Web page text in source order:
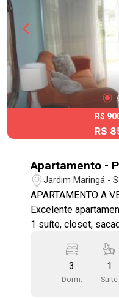
supermercados
de estar a poucos
Oriente, contando
nos arredores. Situado na região do Jardim Sul,
bairro valorizado e
conveniências.
Rodovia Presidente
que interligam às
Agende já sua visita!!
#aceitapet
#JardimSul
R$
R$
Apartamento -
Jardim Maringá -
APARTAMENTO A VENDA Varandas
Excelente
1 suíte, closet,
cozinha e área de
piso excelente
vista livre. Prédio com boa infraestrutura de lazer
3
Dorm.
1
Suite